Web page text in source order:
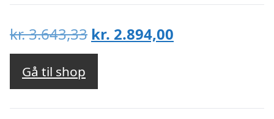
kr.3.643,33 Den
oprindelige
var:
kr. 3.643,33.
kr. 2.894,00
kr. 2.894,00.
Gå til shop